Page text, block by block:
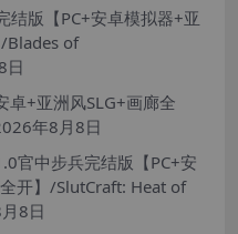
版【PC+安卓模拟器+亚
Blades of
日
卓+亚洲风SLG+画廊全
年8月8日
官中步兵完结版【PC+安
开】/SlutCraft: Heat of
8日